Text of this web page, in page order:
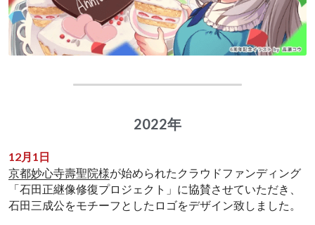
2022年
12月1日
京都妙心寺壽聖院様が始められたクラウドファンディング
「石田正継像修復プロジェクト」に協賛させていただき、
石田三成公をモチーフとしたロゴをデザイン致しました。